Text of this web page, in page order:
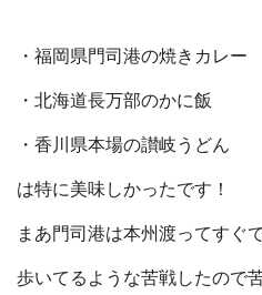
・福岡県門司港の焼きカレー
・北海道長万部のかに飯
・香川県本場の讃岐うどん
は特に美味しかったです！
まあ門司港は本州渡ってすぐ
歩いてるような苦戦したので